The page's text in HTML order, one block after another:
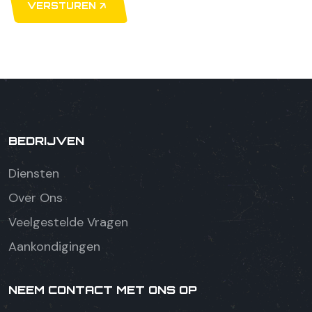
VERSTUREN
BEDRIJVEN
Diensten
Over Ons
Veelgestelde Vragen
Aankondigingen
NEEM CONTACT MET ONS OP